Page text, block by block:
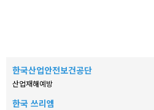
한국산업안전보건공단
산업재해예방
한국 쓰리엠